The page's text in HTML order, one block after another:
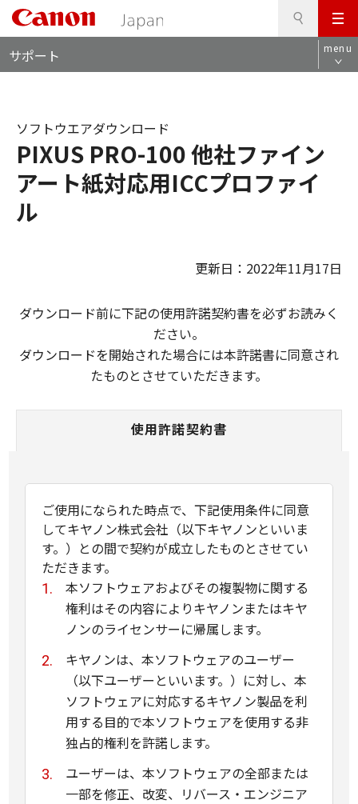
メ
ニ
ュ
サポート menu
PIXUS PRO-100 他社ファイン
アート紙対応用ICCプロファイ
ル
ソフトウエアダウンロード
更新日：2022年11月17日
ダウンロード前に下記の使用許諾契約書を必ずお読みく
ださい。
ダウンロードを開始された場合には本許諾書に同意され
たものとさせていただきます。
使用許諾契約書
ご使用になられた時点で、下記使用条件に同意
してキヤノン株式会社（以下キヤノンといいま
す。）との間で契約が成立したものとさせてい
ただきます。
本ソフトウェアおよびその複製物に関する
権利はその内容によりキヤノンまたはキヤ
ノンのライセンサーに帰属します。
キヤノンは、本ソフトウェアのユーザー
（以下ユーザーといいます。）に対し、本
ソフトウェアに対応するキヤノン製品を利
用する目的で本ソフトウェアを使用する非
独占的権利を許諾します。
ユーザーは、本ソフトウェアの全部または
一部を修正、改変、リバース・エンジニア